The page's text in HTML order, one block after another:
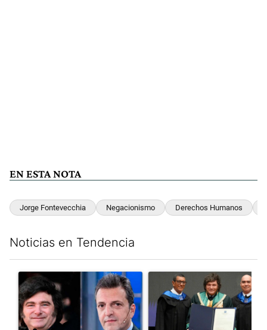
EN ESTA NOTA
Jorge Fontevecchia Negacionismo Derechos Humanos
Noticias en Tendencia
Un artículo de tendencia con el título "Los gobernadores
Un artículo de tendencia